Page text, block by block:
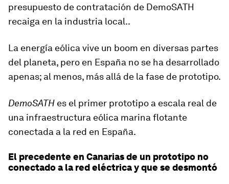
presupuesto de contratación de DemoSATH
recaiga en la industria local..
La energía eólica vive un boom en diversas partes
del planeta, pero en España no se ha desarrollado
apenas; al menos, más allá de la fase de prototipo.
DemoSATH es el primer prototipo a escala real de
una infraestructura eólica marina flotante
conectada a la red en España.
El precedente en Canarias de un prototipo no
conectado a la red eléctrica y que se desmontó